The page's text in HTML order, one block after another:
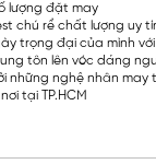
lượng đặt may
chú rể chất lượng uy
trọng đại của mình
tôn lên vóc dáng
nghệ nhân may
tại TP.HCM